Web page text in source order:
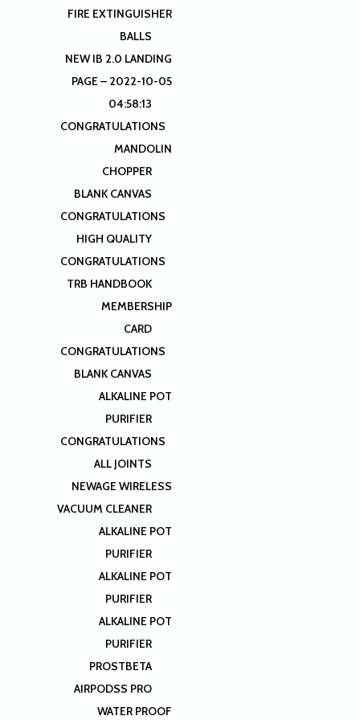
FIRE EXTINGUISHER
BALLS
NEW IB 2.0 LANDING
PAGE – 2022-10-05
04:58:13
CONGRATULATIONS
MANDOLIN
CHOPPER
BLANK CANVAS
CONGRATULATIONS
HIGH QUALITY
CONGRATULATIONS
TRB HANDBOOK
MEMBERSHIP
CARD
CONGRATULATIONS
BLANK CANVAS
ALKALINE POT
PURIFIER
CONGRATULATIONS
ALL JOINTS
NEWAGE WIRELESS
VACUUM CLEANER
ALKALINE POT
PURIFIER
ALKALINE POT
PURIFIER
ALKALINE POT
PURIFIER
PROSTBETA
AIRPODSS PRO
WATER PROOF